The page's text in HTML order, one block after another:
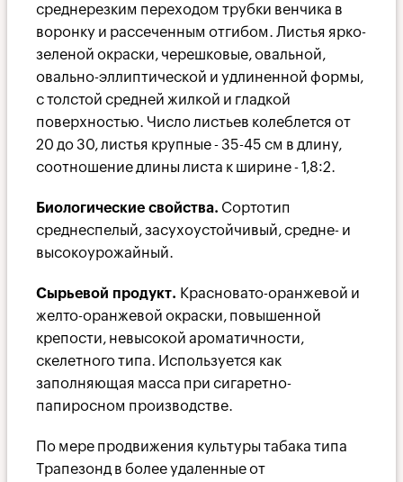
среднерезким переходом трубки венчика в
воронку и рассеченным отгибом. Листья ярко-
зеленой окраски, черешковые, овальной,
овально-эллиптической и удлиненной формы,
с толстой средней жилкой и гладкой
поверхностью. Число листьев колеблется от
20 до 30, листья крупные - 35-45 см в длину,
соотношение длины листа к ширине - 1,8:2.
Биологические свойства. Сортотип
среднеспелый, засухоустойчивый, средне- и
высокоурожайный.
Сырьевой продукт. Красновато-оранжевой и
желто-оранжевой окраски, повышенной
крепости, невысокой ароматичности,
скелетного типа. Используется как
заполняющая масса при сигаретно-
папиросном производстве.
По мере продвижения культуры табака типа
Трапезонд в более удаленные от